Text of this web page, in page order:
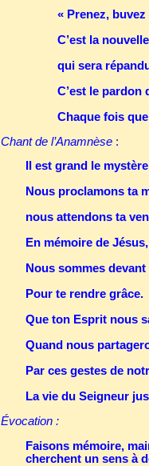
« Prenez,
C’est la
qui sera
C’est le pardon
Chaque fois
Chant de l’Anamnèse :
Il est grand le
Nous proclamons ta
nous attendons ta
En mémoire de
Nous sommes
Pour te rendre grâce.
Que ton Esprit nous
Quand nous
Par ces gestes de
La vie du Seigneur
Évocation :
Faisons mémoire,
cherchent un sens à